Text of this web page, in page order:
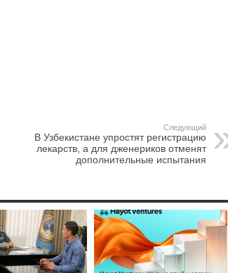
Следующий
В Узбекистане упростят регистрацию
лекарств, а для дженериков отменят
дополнительные испытания